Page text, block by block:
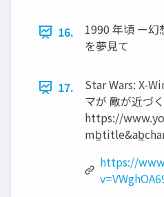
16.
1990 年頃 ー幻
を夢見て
17.
Star Wars: X-
マが 敵が近づ
https://
https://